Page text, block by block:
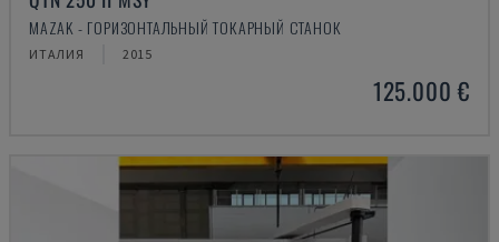
MAZAK - ГОРИЗОНТАЛЬНЫЙ ТОКАРНЫЙ СТАНОК
ИТАЛИЯ 2015
125.000 €